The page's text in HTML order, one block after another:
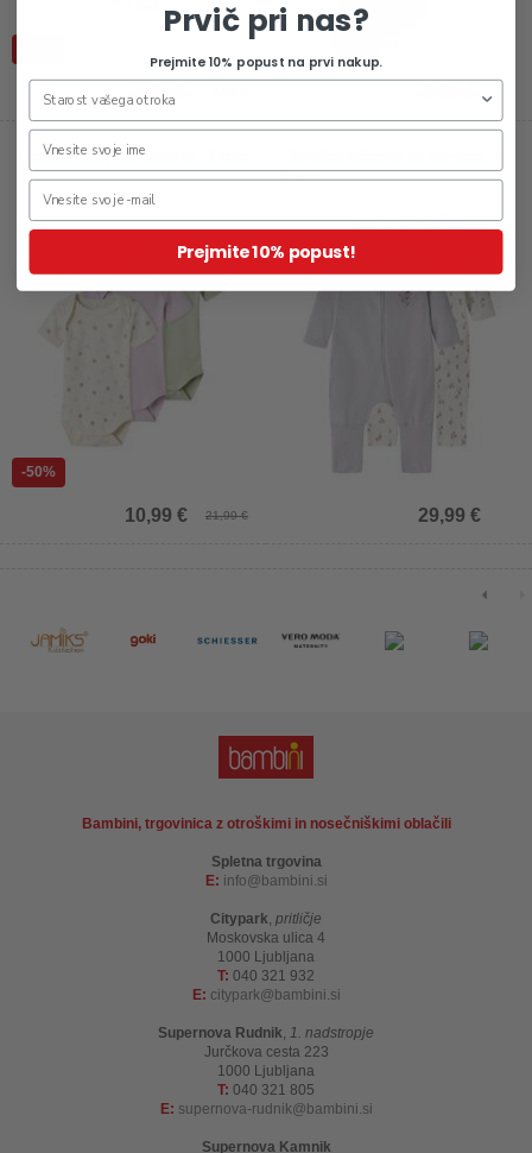
1,60 €
-50%
Otroški body za dekleta, 3 kosi
21,99 €
10,99 €
kosa
29,99 €
Bambini, trgovinica z otroškimi in nosečniškimi oblačili
Spletna trgovina
E: info bambini.si
Citypark, pritličje
Moskovska ulica 4
1000 Ljubljana
T: 040 321 932
E: citypark bambini.si
Supernova Rudnik, 1. nadstropje
Jurčkova cesta 223
1000 Ljubljana
T: 040 321 805
E: supernova-rudnik bambini.si
Supernova Kamnik
Prvič pri nas?
Prejmite 10% popust na prvi nakup.
Prejmite 10% popust!